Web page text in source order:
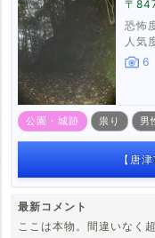
〒
恐怖
人気
6
公園・城跡 祟り 男
【唐
最新コメント
ここは本物。間違いなく